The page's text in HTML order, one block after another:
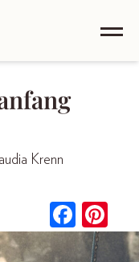
Krenn